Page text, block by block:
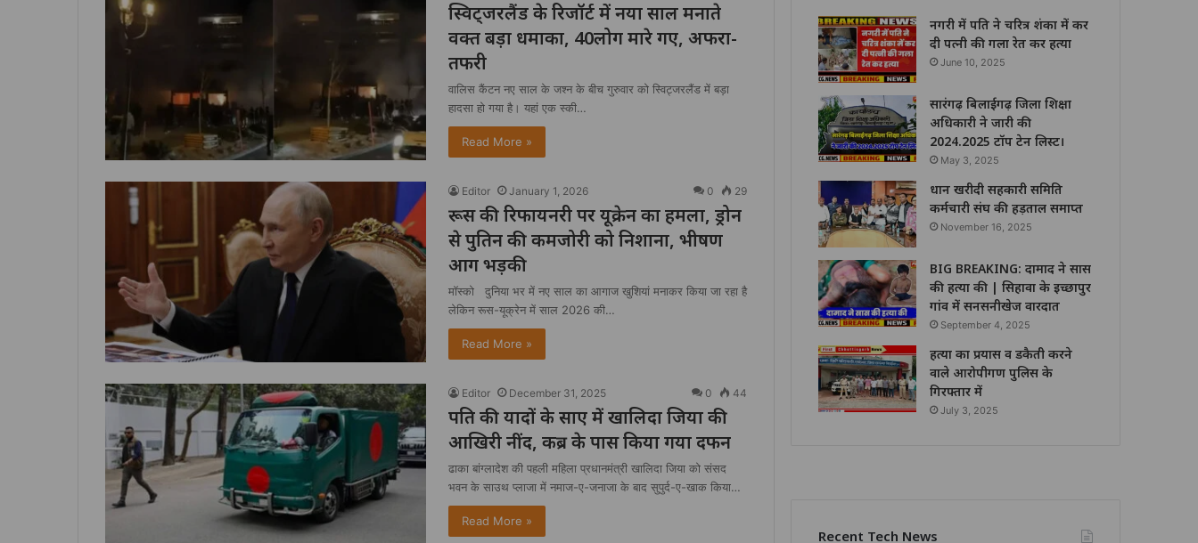
स्विट्जरलैंड के रिजॉर्ट में नया साल मनाते
वक्त बड़ा धमाका, 40लोग मारे गए, अफरा-
तफरी
वालिस कैंटन नए साल के जश्न के बीच गुरुवार को स्विट्जरलैंड में बड़ा
हादसा हो गया है। यहां एक स्की…
Read More »
Editor January 1, 2026 0 29
रूस की रिफायनरी पर यूक्रेन का हमला, ड्रोन
से पुतिन की कमजोरी को निशाना, भीषण
आग भड़की
मॉस्को दुनिया भर में नए साल का आगाज खुशियां मनाकर किया जा रहा है
लेकिन रूस-यूक्रेन में साल 2026 की…
Read More »
Editor December 31, 2025 0 44
पति की यादों के साए में खालिदा जिया की
आखिरी नींद, कब्र के पास किया गया दफन
ढाका बांग्लादेश की पहली महिला प्रधानमंत्री खालिदा जिया को संसद
भवन के साउथ प्लाजा में नमाज-ए-जनाजा के बाद सुपुर्द-ए-खाक किया…
Read More »
नगरी में पति ने चरित्र शंका में कर
दी पत्नी की गला रेत कर हत्या
June 10, 2025
सारंगढ़ बिलाईगढ़ जिला शिक्षा
अधिकारी ने जारी की
2024.2025 टॉप टेन लिस्ट।
May 3, 2025
धान खरीदी सहकारी समिति
कर्मचारी संघ की हड़ताल समाप्त
November 16, 2025
BIG BREAKING: दामाद ने सास
की हत्या की | सिहावा के इच्छापुर
गांव में सनसनीखेज वारदात
September 4, 2025
हत्या का प्रयास व डकैती करने
वाले आरोपीगण पुलिस के
गिरफ्तार में
July 3, 2025
Recent Tech News